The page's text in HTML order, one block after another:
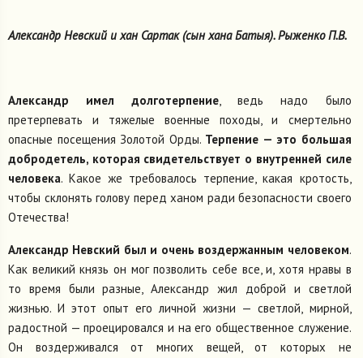
Александр Невский и хан Сартак (сын хана Батыя). Рыженко П.В.
Александр имел долготерпение, ведь надо было
претерпевать и тяжелые военные походы, и смертельно
опасные посещения Золотой Орды. Терпение — это большая
добродетель, которая свидетельствует о внутренней силе
человека. Какое же требовалось терпение, какая кротость,
чтобы склонять голову перед ханом ради безопасности своего
Отечества!
Александр Невский был и очень воздержанным человеком.
Как великий князь он мог позволить себе все, и, хотя нравы в
то время были разные, Александр жил доброй и светлой
жизнью. И этот опыт его личной жизни — светлой, мирной,
радостной — проецировался и на его общественное служение.
Он воздерживался от многих вещей, от которых не